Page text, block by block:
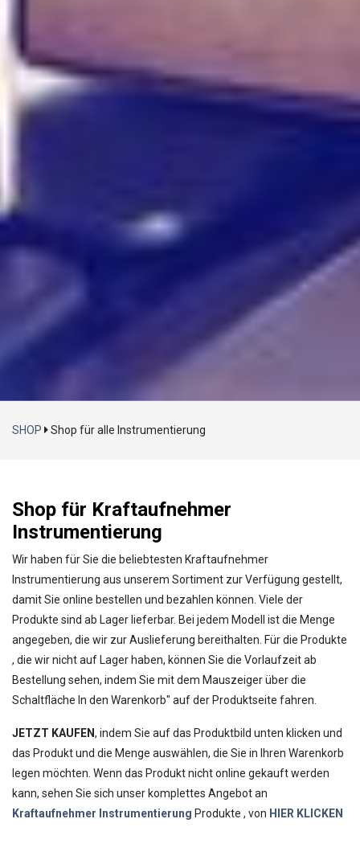
Laden...
SHOP Shop für alle Instrumentierung
Shop für Kraftaufnehmer
Instrumentierung
Wir haben für Sie die beliebtesten Kraftaufnehmer
Instrumentierung aus unserem Sortiment zur Verfügung gestellt,
damit Sie online bestellen und bezahlen können. Viele der
Produkte sind ab Lager lieferbar. Bei jedem Modell ist die Menge
angegeben, die wir zur Auslieferung bereithalten. Für die Produkte
, die wir nicht auf Lager haben, können Sie die Vorlaufzeit ab
Bestellung sehen, indem Sie mit dem Mauszeiger über die
Schaltfläche In den Warenkorb" auf der Produktseite fahren.
JETZT KAUFEN, indem Sie auf das Produktbild unten klicken und
das Produkt und die Menge auswählen, die Sie in Ihren Warenkorb
legen möchten. Wenn das Produkt nicht online gekauft werden
kann, sehen Sie sich unser komplettes Angebot an
Kraftaufnehmer Instrumentierung Produkte , von HIER KLICKEN